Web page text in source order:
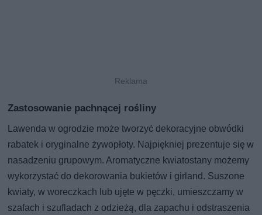
Zastosowanie pachnącej rośliny
Lawenda w ogrodzie może tworzyć dekoracyjne obwódki
rabatek i oryginalne żywopłoty. Najpiękniej prezentuje się w
nasadzeniu grupowym. Aromatyczne kwiatostany możemy
wykorzystać do dekorowania bukietów i girland. Suszone
kwiaty, w woreczkach lub ujęte w pęczki, umieszczamy w
szafach i szufladach z odzieżą, dla zapachu i odstraszenia